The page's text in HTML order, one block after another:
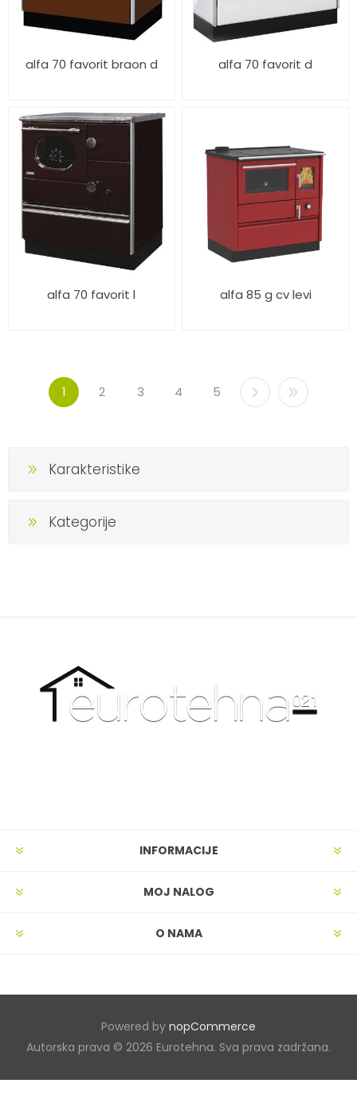
alfa 70 favorit braon d alfa 70 favorit d
alfa 70 favorit l alfa 85 g cv levi
1 2 3 4 5
Karakteristike
Kategorije
INFORMACIJE
MOJ NALOG
O NAMA
Powered by nopCommerce
Autorska prava © 2026 Eurotehna. Sva prava zadržana.